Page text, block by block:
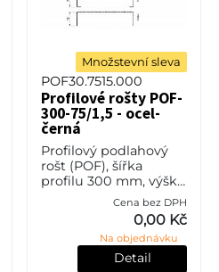
Množstevní sleva
POF30.7515.000
Profilové rošty POF-
300-75/1,5 - ocel-
černá
Profilový podlahový
rošt (POF), šířka
profilu 300 mm, výška
75 mm, síla 1,5 mm,
ocel S235JR (ST37.2
nebo také ČSN 11373)
bez povrchové úpravy.
Cena bez DPH
0,00 Kč
Na objednávku
Detail